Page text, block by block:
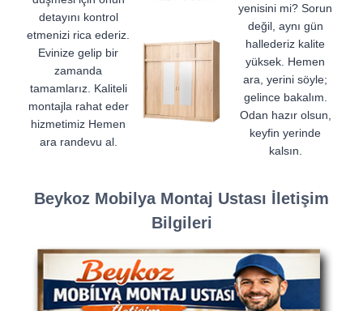
detayını kontrol
etmenizi rica ederiz.
Evinize gelip bir
zamanda
tamamlarız. Kaliteli
montajla rahat eder
hizmetimiz Hemen
ara randevu al.
yenisini mi? Sorun
değil, aynı gün
hallederiz kalite
yüksek. Hemen
ara, yerini söyle;
gelince bakalım.
Odan hazır olsun,
keyfin yerinde
kalsın.
Beykoz Mobilya Montaj Ustası İletişim
Bilgileri